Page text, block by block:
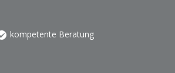
kompetente Beratung